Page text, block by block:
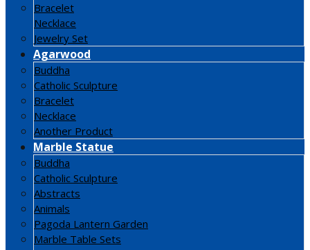
Bracelet
Necklace
Jewelry Set
Agarwood
Buddha
Catholic Sculpture
Bracelet
Necklace
Another Product
Marble Statue
Buddha
Catholic Sculpture
Abstracts
Animals
Pagoda Lantern Garden
Marble Table Sets